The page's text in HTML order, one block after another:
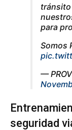
tránsito
para
Somos
—
seguridad